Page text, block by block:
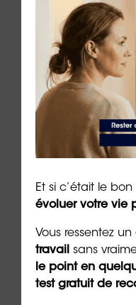
Nouveau :
skills” avec
3 min. de lecture
Et si c’était le
évoluer votre vie
Vous ressentez un
travail sans
le point en
test gratuit de